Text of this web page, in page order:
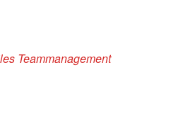
Teammanagement